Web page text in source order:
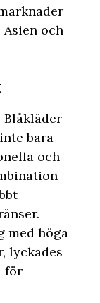
och
Blåkläder
bara
och
med höga
lyckades
för